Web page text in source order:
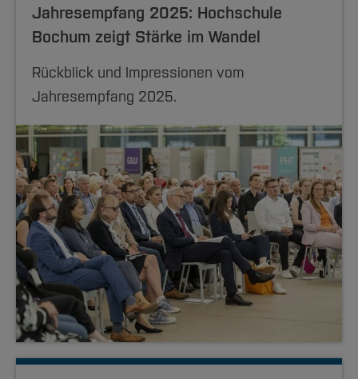
Jahresempfang 2025: Hochschule
Bochum zeigt Stärke im Wandel
Rückblick und Impressionen vom
Jahresempfang 2025.